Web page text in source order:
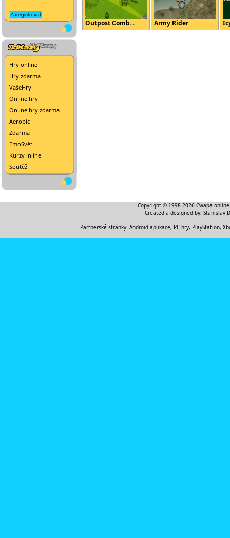
Hry online
Hry zdarma
VašeHry
Online hry
Online hry zdarma
Aerobic
Zdarma
EmoSvět
Kurzy inline
Soutěž
Outpost Comb... Army Rider
Copyright © 1998-2026 Cwapa
Created a designed by: Stanislav
Partnerské stránky: Android aplikace, PC hry, PlayStation,